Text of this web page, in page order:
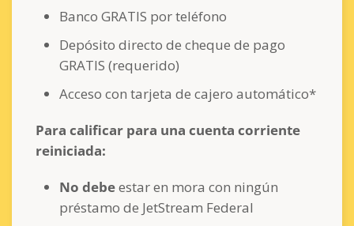
Banco GRATIS por teléfono
Depósito directo de cheque de pago
GRATIS (requerido)
Acceso con tarjeta de cajero automático*
Para calificar para una cuenta corriente
reiniciada:
No debeestar en mora con ningún
préstamo de JetStream Federal